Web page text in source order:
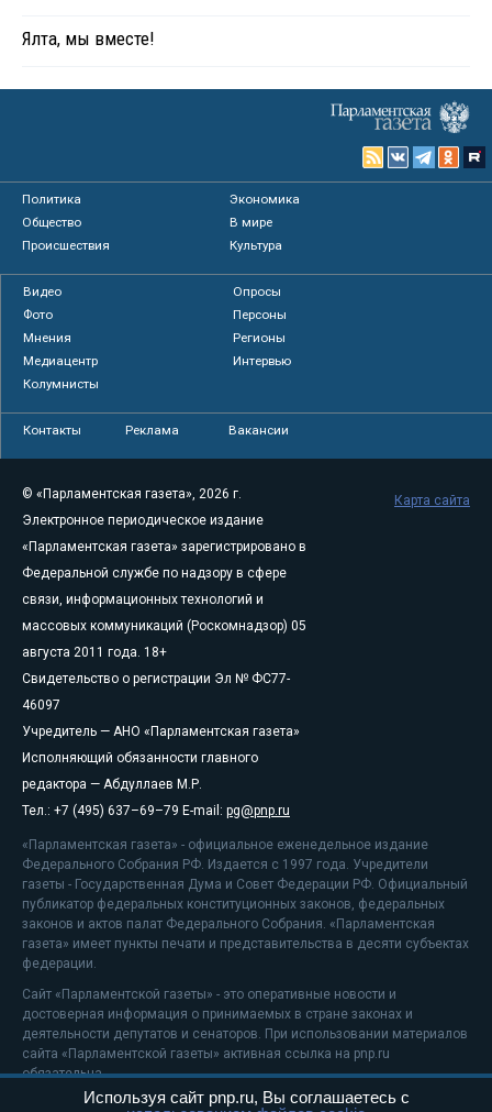
Ялта, мы вместе!
Политика
Экономика
Общество
В мире
Происшествия
Культура
Видео
Опросы
Фото
Персоны
Мнения
Регионы
Медиацентр
Интервью
Колумнисты
Контакты Реклама Вакансии
© «Парламентская газета», 2026 г.
Электронное периодическое издание
«Парламентская газета» зарегистрировано в
Федеральной службе по надзору в сфере
связи, информационных технологий и
массовых коммуникаций (Роскомнадзор) 05
августа 2011 года. 18+
Свидетельство о регистрации Эл № ФС77-
46097
Учредитель — АНО «Парламентская газета»
Исполняющий обязанности главного
редактора — Абдуллаев М.Р.
Тел.: +7 (495) 637–69–79 E-mail: pg@pnp.ru
«Парламентская газета» - официальное еженедельное издание
Федерального Собрания РФ. Издается с 1997 года. Учредители
газеты - Государственная Дума и Совет Федерации РФ. Официальный
публикатор федеральных конституционных законов, федеральных
законов и актов палат Федерального Собрания. «Парламентская
газета» имеет пункты печати и представительства в десяти субъектах
федерации.
Сайт «Парламентской газеты» - это оперативные новости и
достоверная информация о принимаемых в стране законах и
деятельности депутатов и сенаторов. При использовании материалов
сайта «Парламентской газеты» активная ссылка на pnp.ru
обязательна.
На информационном ресурсе применяютсярекомендательные
Карта сайта
Используя сайт pnp.ru, Вы соглашаетесь с